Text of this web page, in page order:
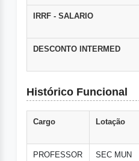
IRRF - SALARIO
DESCONTO INTERMED
Histórico Funcional
Cargo Lotação
PROFESSOR
SEC MUN